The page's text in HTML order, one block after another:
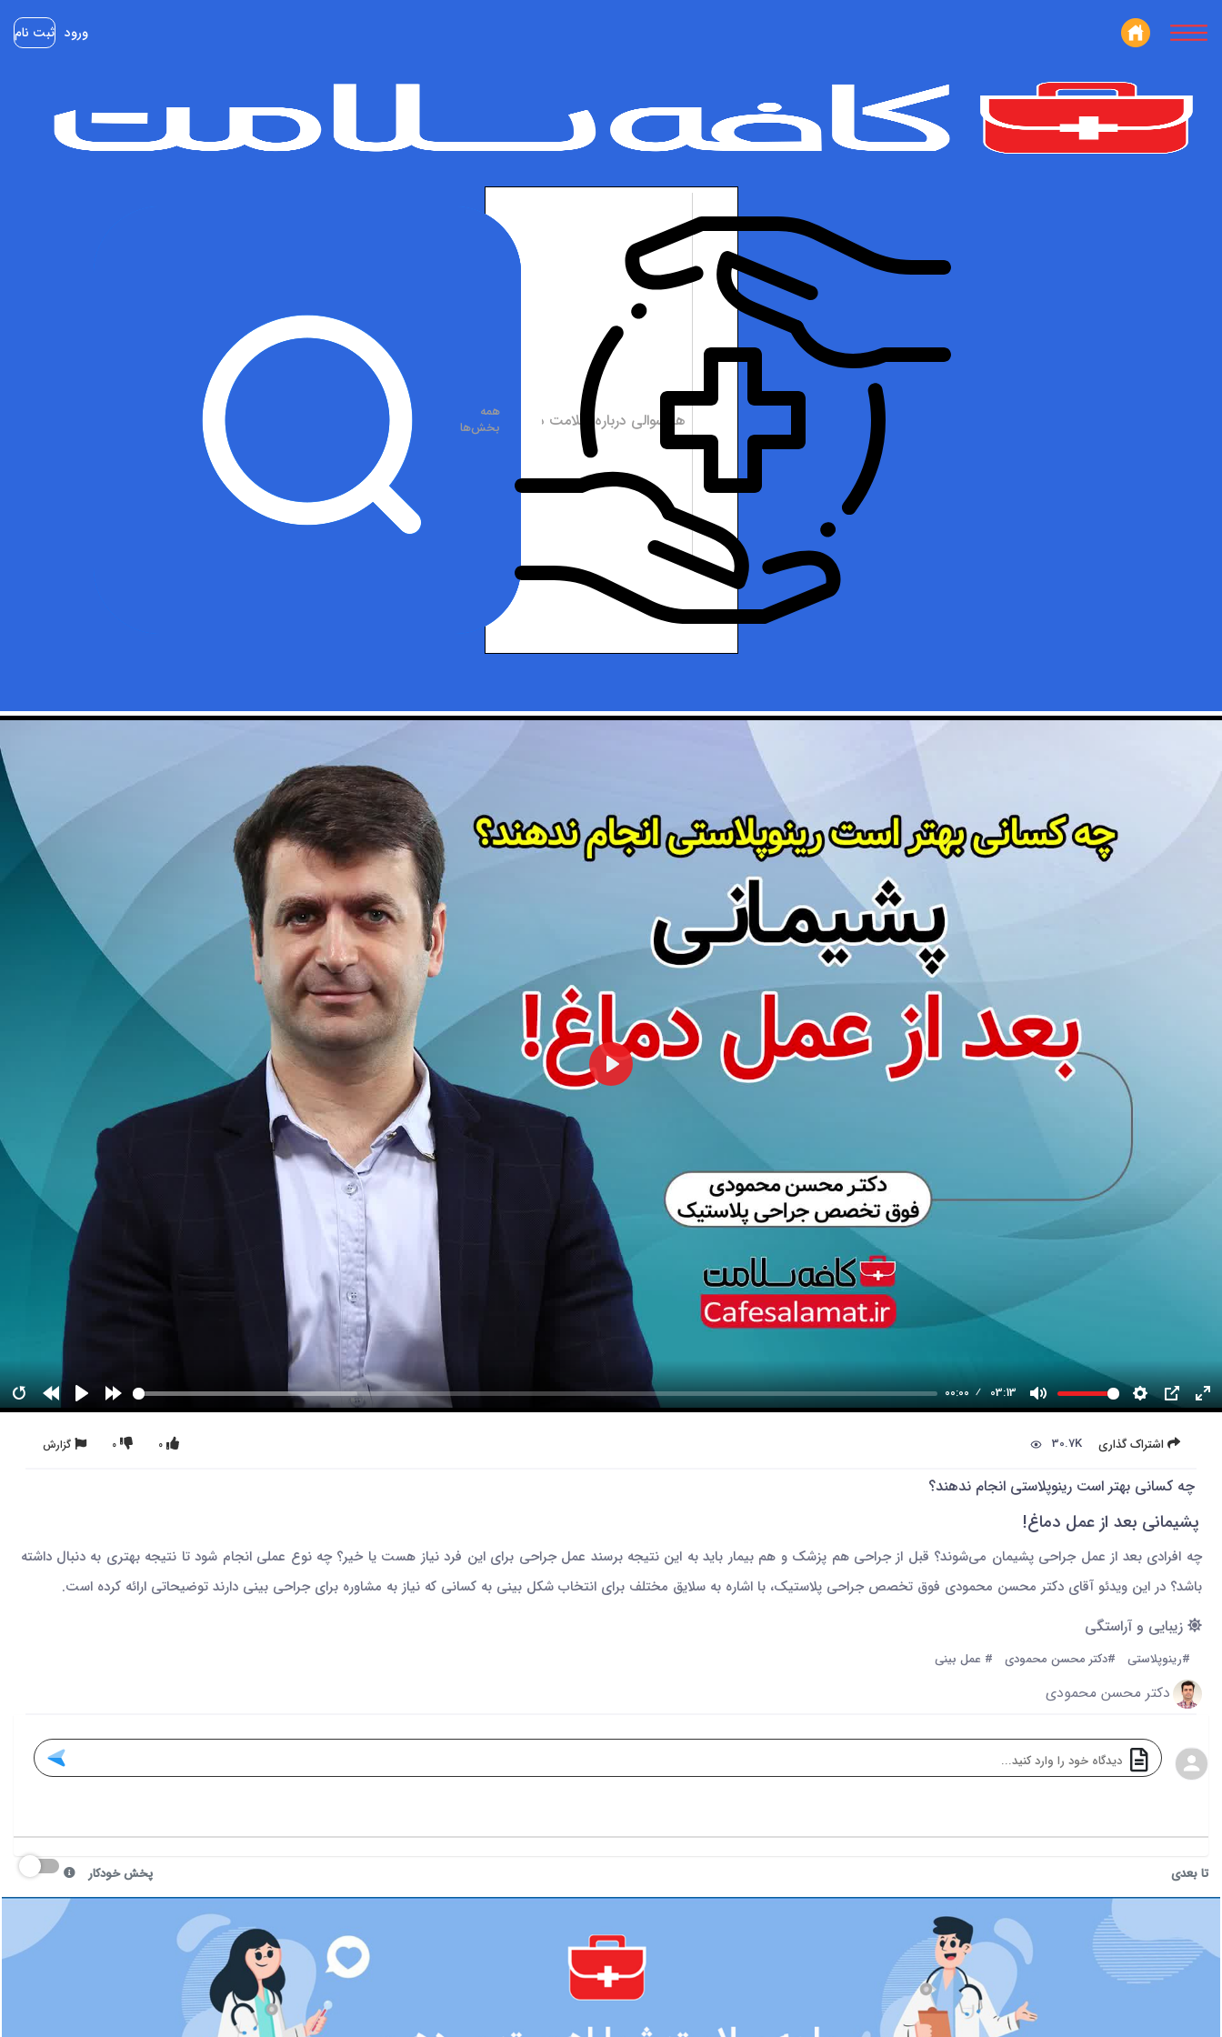
ورود ثبت نام
همه
بخش‌ها
00:00 03:13
اشتراک گذاری 30.7K گزارش 0 0
چه کسانی بهتر است رینوپلاستی انجام ندهند؟
پشیمانی بعد از عمل دماغ!
چه افرادی بعد از عمل جراحی پشیمان می‌شوند؟ قبل از جراحی هم پزشک و هم بیمار باید به این نتیجه برسند عمل جراحی برای این فرد نیاز هست یا خیر؟ چه نوع عملی انجام شود تا نتیجه بهتری به دنبال داشته
باشد؟ در این ویدئو آقای دکتر محسن محمودی فوق تخصص جراحی پلاستیک، با اشاره به سلایق مختلف برای انتخاب شکل بینی به کسانی که نیاز به مشاوره برای جراحی بینی دارند توضیحاتی ارائه کرده است.
زیبایی و آراستگی
#رینوپلاستی #دکتر محسن محمودی # عمل بینی
دکتر محسن محمودی
تا بعدی پخش خودکار